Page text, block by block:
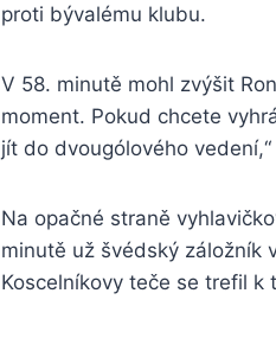
proti bývalému klubu.
V 58. minutě mohl zvýšit
moment. Pokud chcete
jít do dvougólového
Na opačné straně
minutě už švédský záložník
Koscelníkovy teče se trefil k